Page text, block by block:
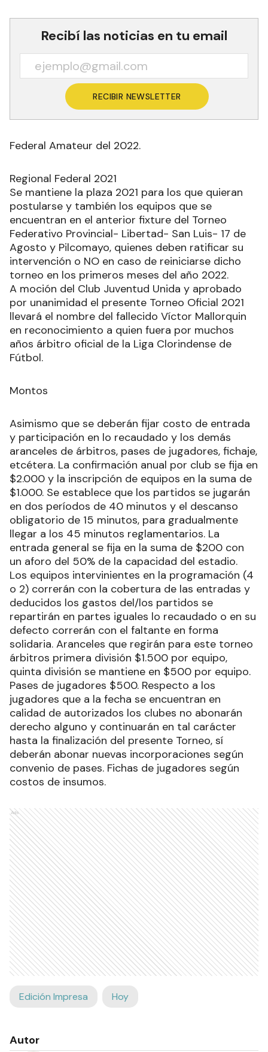
Recibí las noticias en tu email
RECIBIR NEWSLETTER
Federal Amateur del 2022.
Regional Federal 2021
Se mantiene la plaza 2021 para los que quieran
postularse y también los equipos que se
encuentran en el anterior fixture del Torneo
Federativo Provincial- Libertad- San Luis- 17 de
Agosto y Pilcomayo, quienes deben ratificar su
intervención o NO en caso de reiniciarse dicho
torneo en los primeros meses del año 2022.
A moción del Club Juventud Unida y aprobado
por unanimidad el presente Torneo Oficial 2021
llevará el nombre del fallecido Víctor Mallorquin
en reconocimiento a quien fuera por muchos
años árbitro oficial de la Liga Clorindense de
Fútbol.
Montos
Asimismo que se deberán fijar costo de entrada
y participación en lo recaudado y los demás
aranceles de árbitros, pases de jugadores, fichaje,
etcétera. La confirmación anual por club se fija en
$2.000 y la inscripción de equipos en la suma de
$1.000. Se establece que los partidos se jugarán
en dos períodos de 40 minutos y el descanso
obligatorio de 15 minutos, para gradualmente
llegar a los 45 minutos reglamentarios. La
entrada general se fija en la suma de $200 con
un aforo del 50% de la capacidad del estadio.
Los equipos intervinientes en la programación (4
o 2) correrán con la cobertura de las entradas y
deducidos los gastos del/los partidos se
repartirán en partes iguales lo recaudado o en su
defecto correrán con el faltante en forma
solidaria. Aranceles que regirán para este torneo
árbitros primera división $1.500 por equipo,
quinta división se mantiene en $500 por equipo.
Pases de jugadores $500. Respecto a los
jugadores que a la fecha se encuentran en
calidad de autorizados los clubes no abonarán
derecho alguno y continuarán en tal carácter
hasta la finalización del presente Torneo, sí
deberán abonar nuevas incorporaciones según
convenio de pases. Fichas de jugadores según
costos de insumos.
Ads
Edición Impresa Hoy
Autor